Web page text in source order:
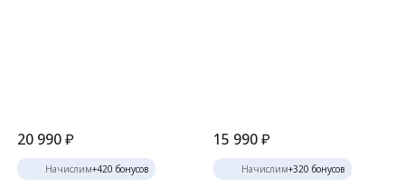
20 990₽
Начислим+420 бонусов
15 990 ₽
Начислим+320 бонусов